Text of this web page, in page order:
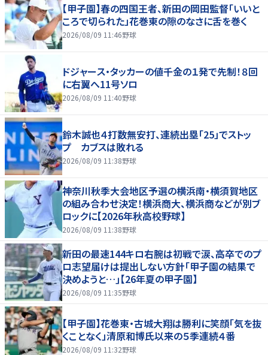
【甲子園】春の四国王者、新田の岡田監督「いいと
ころで切られた」花巻東の隙のなさに舌を巻く
2026/08/09 11:46野球
ドジャース・タッカーの値千金の１発で先制！８回
に右翼へ11号ソロ
2026/08/09 11:40野球
鈴木誠也４打数無安打、連続出塁「25」でストッ
プ カブスは敗れる
2026/08/09 11:38野球
神奈川秋季大会地区予選の横浜南・横須賀地区
の組み合わせ決定！横浜商大、横浜商などが別ブ
ロックに【2026年秋高校野球】
2026/08/09 11:38野球
新田の最速144キロ右腕は初戦で涙、高卒でのプ
ロ志望届けは提出しない方針｢甲子園の結果で
決めようと…｣【26年夏の甲子園】
2026/08/09 11:35野球
【甲子園】花巻東・古城大翔は勝利に笑顔「気を抜
くことなく」清原和博氏以来の５季連続４番
2026/08/09 11:32野球